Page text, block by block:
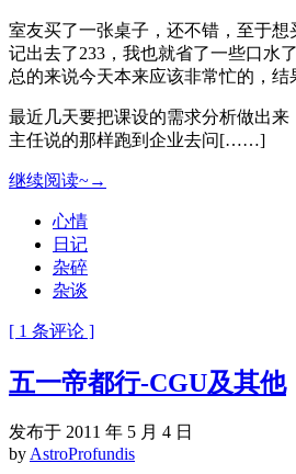
室友买了一张桌子，还不错，至于
记出去了233，我也就省了一些口
总的来说今天本来应该非常忙的，结
最近几天要把课设的需求分析做出
主任说的那样跑到企业去问[……]
继续阅读~→
心情
日记
杂碎
杂谈
[ 1 条评论 ]
五一帝都行-CGU及其他
发布于 2011 年 5 月 4 日
byAstroProfundis